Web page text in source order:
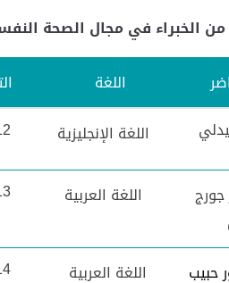
الخبراء في مجال الصحة
اللغة
اللغة الإنجليزية 12
جورج
اللغة العربية
حبيب اللغة العربية